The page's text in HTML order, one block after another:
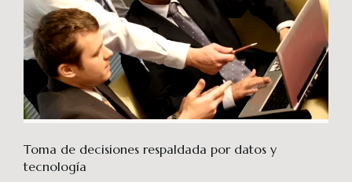
Toma de decisiones respaldada por datos y
tecnología​